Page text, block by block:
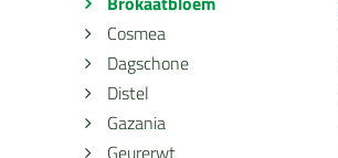
Cosmea
Dagschone
Distel
Gazania
Geurerwt